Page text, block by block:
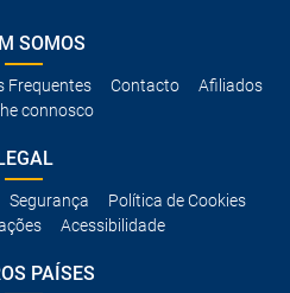
SOMOS
Frequentes Contacto
Afiliados
connosco
Segurança
Política de Cookies
Acessibilidade
PAÍSES